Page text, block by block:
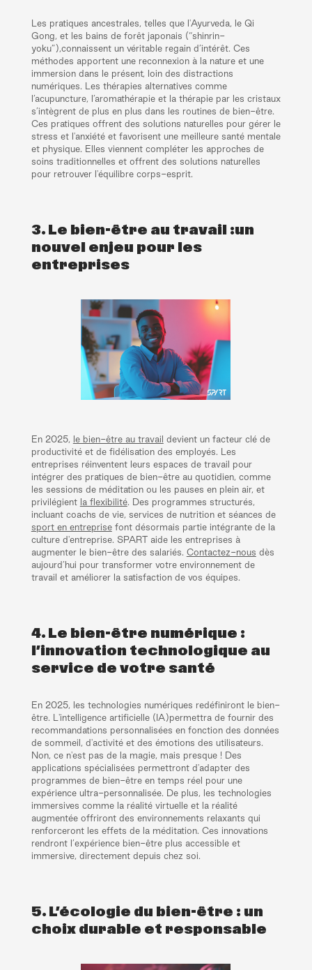
Les pratiques ancestrales, telles que l'Ayurveda, le Qi
Gong, et les bains de forêt japonais (“shinrin-
yoku”),connaissent un véritable regain d’intérêt. Ces
méthodes apportent une reconnexion à la nature et une
immersion dans le présent, loin des distractions
numériques. Les thérapies alternatives comme
l’acupuncture, l’aromathérapie et la thérapie par les cristaux
s’intègrent de plus en plus dans les routines de bien-être.
Ces pratiques offrent des solutions naturelles pour gérer le
stress et l'anxiété et favorisent une meilleure santé mentale
et physique. Elles viennent compléter les approches de
soins traditionnelles et offrent des solutions naturelles
pour retrouver l'équilibre corps-esprit.
3. Le bien-être au travail :un
nouvel enjeu pour les
entreprises
En 2025, le bien-être au travail devient un facteur clé de
productivité et de fidélisation des employés. Les
entreprises réinventent leurs espaces de travail pour
intégrer des pratiques de bien-être au quotidien, comme
les sessions de méditation ou les pauses en plein air, et
privilégient la flexibilité. Des programmes structurés,
incluant coachs de vie, services de nutrition et séances de
sport en entreprisefont désormais partie intégrante de la
culture d'entreprise. SPART aide les entreprises à
augmenter le bien-être des salariés. Contactez-nous dès
aujourd’hui pour transformer votre environnement de
travail et améliorer la satisfaction de vos équipes.
4. Le bien-être numérique :
l’innovation technologique au
service de votre santé
En 2025, les technologies numériques redéfiniront le bien-
être. L'intelligence artificielle (IA)permettra de fournir des
recommandations personnalisées en fonction des données
de sommeil, d'activité et des émotions des utilisateurs.
Non, ce n'est pas de la magie, mais presque ! Des
applications spécialisées permettront d'adapter des
programmes de bien-être en temps réel pour une
expérience ultra-personnalisée. De plus, les technologies
immersives comme la réalité virtuelle et la réalité
augmentée offriront des environnements relaxants qui
renforceront les effets de la méditation. Ces innovations
rendront l’expérience bien-être plus accessible et
immersive, directement depuis chez soi.
5. L’écologie du bien-être : un
choix durable et responsable